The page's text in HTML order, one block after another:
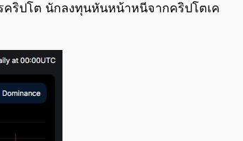
รคริปโต นักลงทุนหันหน้าหนีจากคริปโตเค